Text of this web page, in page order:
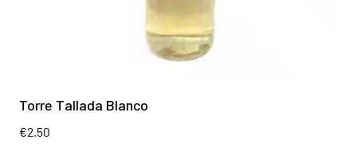
Torre Tallada Blanco
€2.50